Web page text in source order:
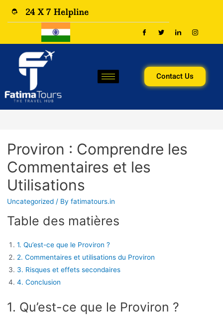
24 X 7 Helpline
Contact Us
Proviron : Comprendre les
Commentaires et les
Utilisations
Uncategorized/ By fatimatours.in
Table des matières
1. Qu’est-ce que le Proviron ?
2. Commentaires et utilisations du Proviron
3. Risques et effets secondaires
4. Conclusion
1. Qu’est-ce que le Proviron ?